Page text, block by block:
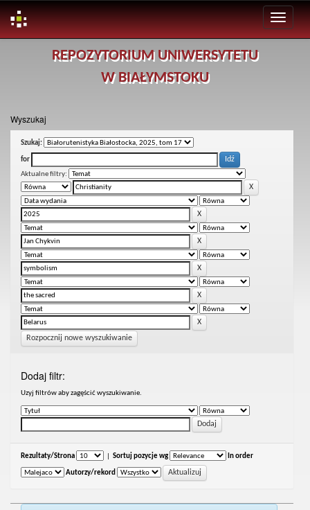
REPOZYTORIUM UNIWERSYTETU
W BIAŁYMSTOKU
Wyszukaj
Szukaj:
for
Aktualne filtry:
Rozpocznij nowe wyszukiwanie
Dodaj filtr:
Uzyj filtrów aby zagęścić wyszukiwanie.
Rezultaty/Strona Sortuj pozycje wg In order
Autorzy/rekord